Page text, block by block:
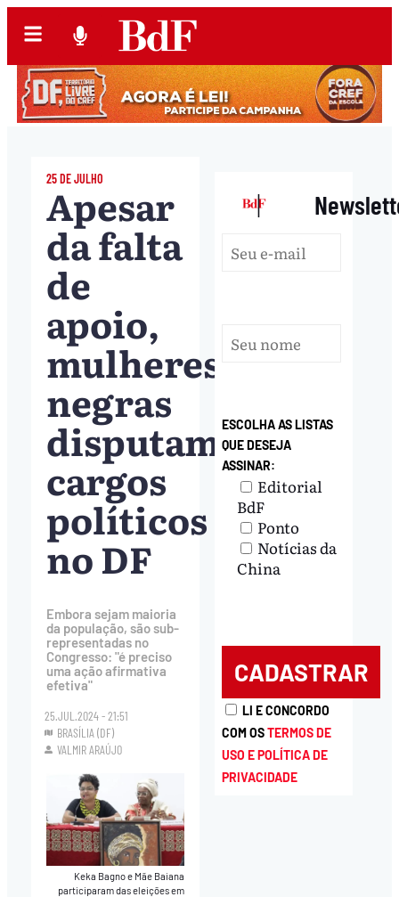
25 DE JULHO
Apesar
da falta
de
apoio,
mulheres
negras
disputam
cargos
políticos
no DF
Embora sejam maioria
da população, são sub-
representadas no
Congresso: "é preciso
uma ação afirmativa
efetiva"
25.JUL.2024 - 21:51
BRASÍLIA (DF)
VALMIR ARAÚJO
Keka Bagno e Mãe Baiana
participaram das eleições em
|
ESCOLHA AS LISTAS
QUE DESEJA
ASSINAR:
Editorial
BdF
Ponto
Notícias da
China
LI E CONCORDO
COM OSTERMOS DE
USO E POLÍTICA DE
PRIVACIDADE